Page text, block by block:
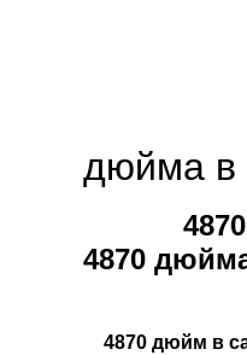
дюйма в
4870
4870 дюйм в